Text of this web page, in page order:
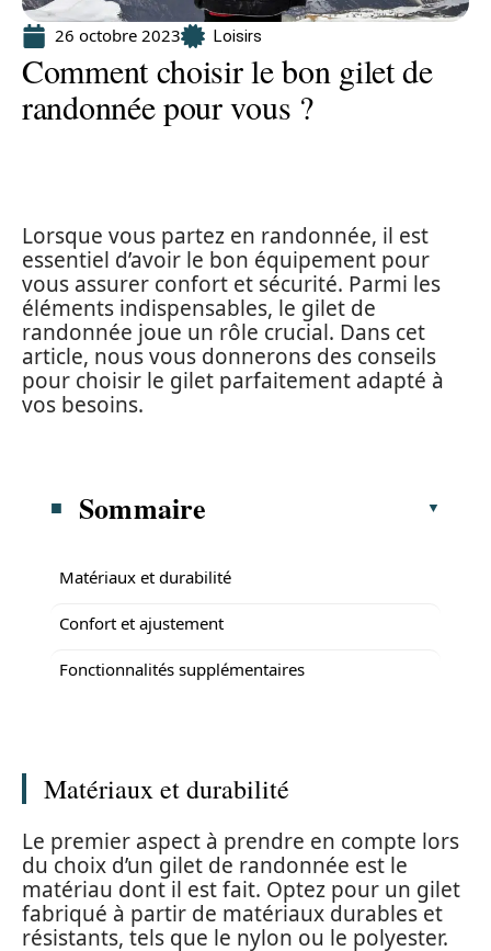
26 octobre 2023 Loisirs
Comment choisir le bon gilet de
randonnée pour vous ?
Lorsque vous partez en randonnée, il est
essentiel d’avoir le bon équipement pour
vous assurer confort et sécurité. Parmi les
éléments indispensables, le gilet de
randonnée joue un rôle crucial. Dans cet
article, nous vous donnerons des conseils
pour choisir le gilet parfaitement adapté à
vos besoins.
Sommaire
Matériaux et durabilité
Confort et ajustement
Fonctionnalités supplémentaires
Matériaux et durabilité
Le premier aspect à prendre en compte lors
du choix d’un gilet de randonnée est le
matériau dont il est fait. Optez pour un gilet
fabriqué à partir de matériaux durables et
résistants, tels que le nylon ou le polyester.